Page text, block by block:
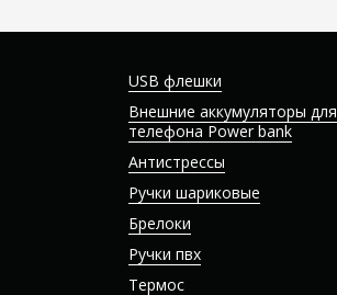
USB флешки
Внешние аккумуляторы для
телефона Power bank
Антистрессы
Ручки шариковые
Брелоки
Ручки пвх
Термос